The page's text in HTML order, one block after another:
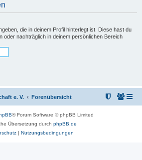
die in deinem Profil hinterlegt ist. Diese hast du
oder nachträglich in deinem persönlichen Bereich
e. V. Forenübersicht
® Forum Software © phpBB Limited
Übersetzung durch phpBB.de
| Nutzungsbedingungen